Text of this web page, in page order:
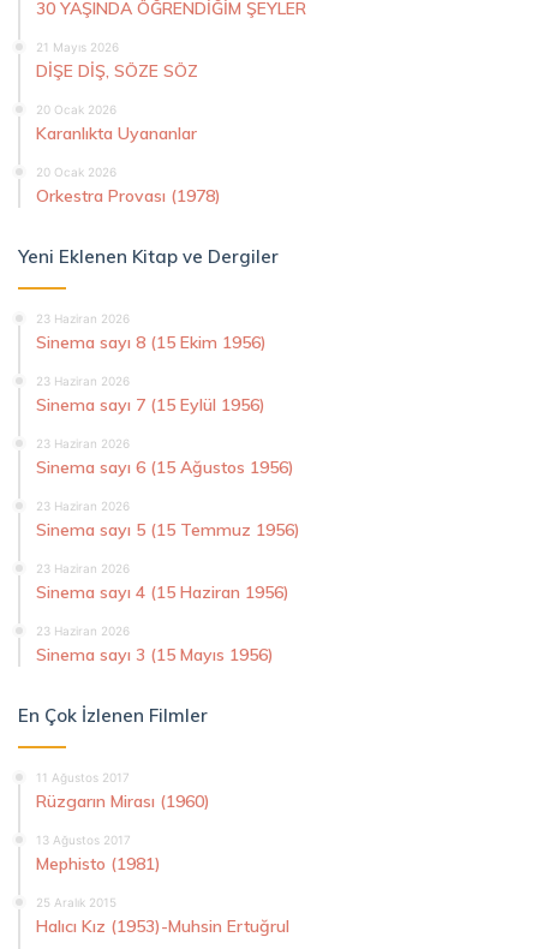
30 YAŞINDA ÖĞRENDİĞİM ŞEYLER
21 Mayıs 2026
DİŞE DİŞ, SÖZE SÖZ
20 Ocak 2026
Karanlıkta Uyananlar
20 Ocak 2026
Orkestra Provası (1978)
Yeni Eklenen Kitap ve Dergiler
23 Haziran 2026
Sinema sayı 8 (15 Ekim 1956)
23 Haziran 2026
Sinema sayı 7 (15 Eylül 1956)
23 Haziran 2026
Sinema sayı 6 (15 Ağustos 1956)
23 Haziran 2026
Sinema sayı 5 (15 Temmuz 1956)
23 Haziran 2026
Sinema sayı 4 (15 Haziran 1956)
23 Haziran 2026
Sinema sayı 3 (15 Mayıs 1956)
En Çok İzlenen Filmler
11 Ağustos 2017
Rüzgarın Mirası (1960)
13 Ağustos 2017
Mephisto (1981)
25 Aralık 2015
Halıcı Kız (1953)-Muhsin Ertuğrul